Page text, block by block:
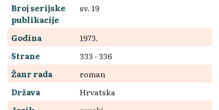
Broj serijske
publikacije
sv. 19
Godina
1973.
Strane
333 - 336
Žanr rada
roman
Država
Hrvatska